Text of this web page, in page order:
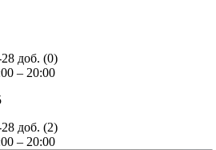
доб. (0)
– 20:00
доб. (2)
– 20:00